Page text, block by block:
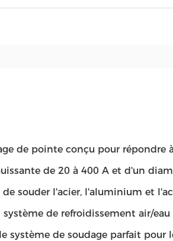
de pointe conçu pour répondre
de 20 à 400 A et d'un
souder l'acier, l'aluminium et
de refroidissement air/
système de soudage parfait pour